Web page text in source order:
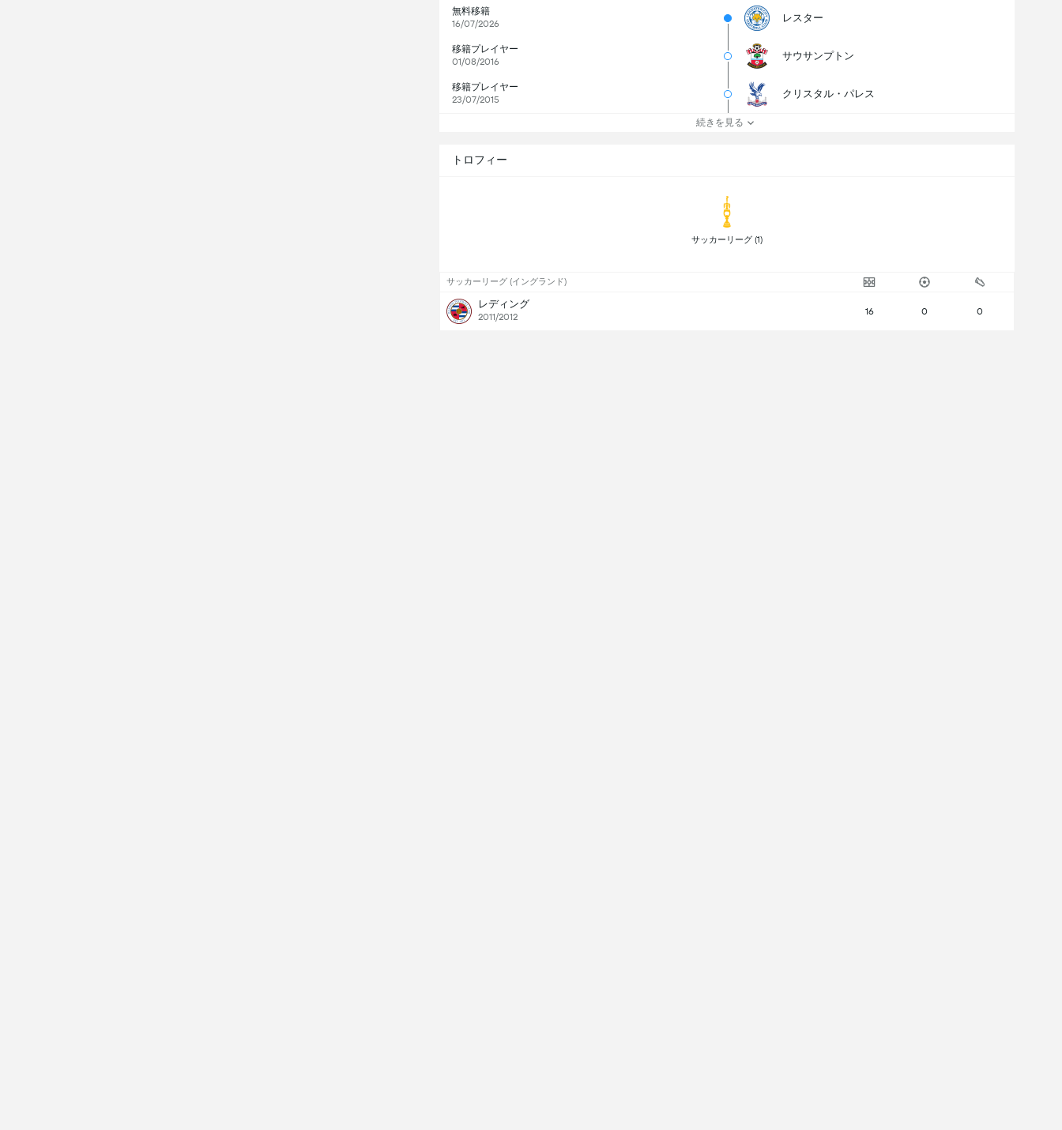
無料移籍
16/07/2026
レスター
移籍プレイヤー
01/08/2016
サウサンプトン
移籍プレイヤー
23/07/2015
クリスタル・パレス
続きを見る
トロフィー
サッカーリーグ (イングランド)
レディング
2011/2012 16 0 0